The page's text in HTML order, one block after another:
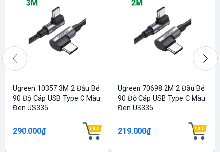
Ugreen 10357 3M 2 Đầu Bẻ
90 Độ Cáp USB Type C Màu
Đen US335
290.000₫
Ugreen 70698 2M 2 Đầu Bẻ
90 Độ Cáp USB Type C Màu
Đen US335
219.000₫